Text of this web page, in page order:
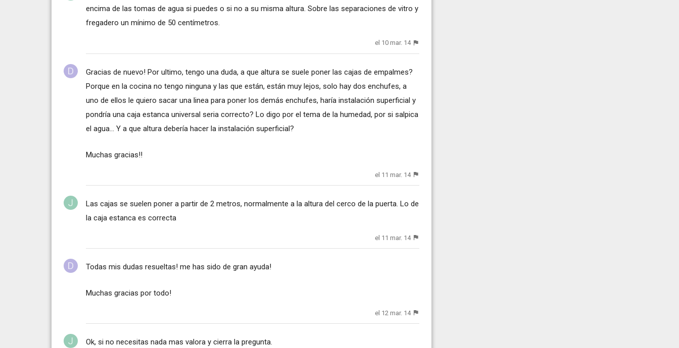
encima de las tomas de agua si puedes o si no a su misma altura. Sobre las separaciones de vitro y
fregadero un mínimo de 50 centímetros.
el 10 mar. 14
Gracias de nuevo! Por ultimo, tengo una duda, a que altura se suele poner las cajas de empalmes?
Porque en la cocina no tengo ninguna y las que están, están muy lejos, solo hay dos enchufes, a
uno de ellos le quiero sacar una linea para poner los demás enchufes, haría instalación superficial y
pondría una caja estanca universal seria correcto? Lo digo por el tema de la humedad, por si salpica
el agua... Y a que altura debería hacer la instalación superficial?
Muchas gracias!!
el 11 mar. 14
Las cajas se suelen poner a partir de 2 metros, normalmente a la altura del cerco de la puerta. Lo de
la caja estanca es correcta
el 11 mar. 14
Todas mis dudas resueltas! me has sido de gran ayuda!
Muchas gracias por todo!
el 12 mar. 14
Ok, si no necesitas nada mas valora y cierra la pregunta.